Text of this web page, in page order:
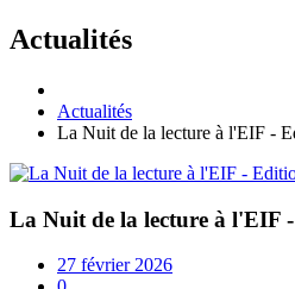
Actualités
Actualités
La Nuit de la lecture à l'EIF -
La Nuit de la lecture à l'EIF
27 février 2026